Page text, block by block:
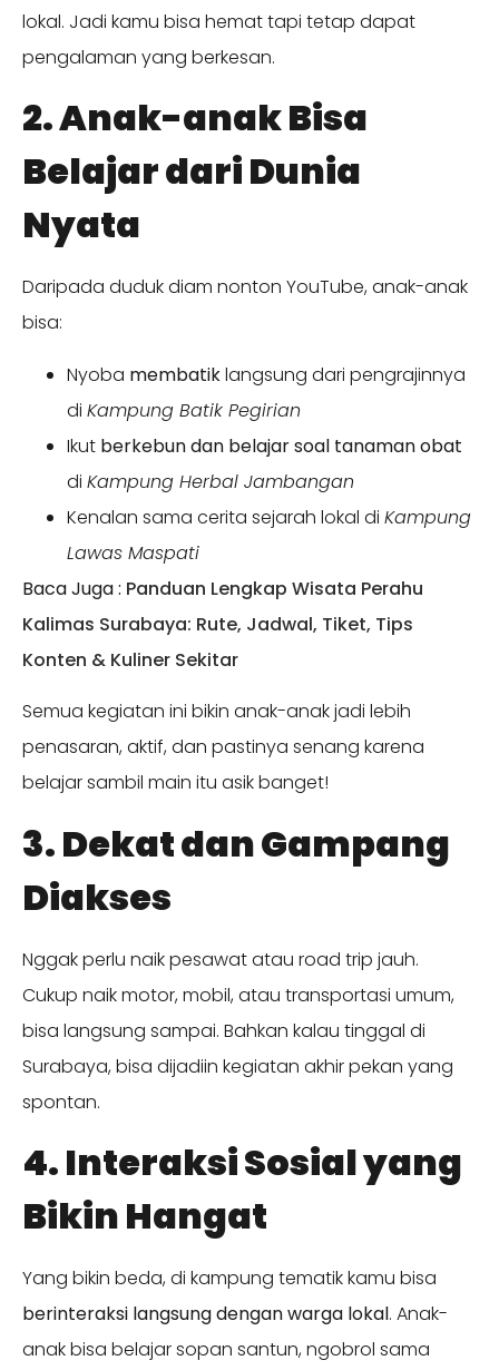
lokal. Jadi kamu bisa hemat tapi tetap dapat
pengalaman yang berkesan.
2. Anak-anak Bisa
Belajar dari Dunia
Nyata
Daripada duduk diam nonton YouTube, anak-anak
bisa:
Nyoba membatiklangsung dari pengrajinnya
di Kampung Batik Pegirian
Ikut berkebun dan belajar soal tanaman obat
di Kampung Herbal Jambangan
Kenalan sama cerita sejarah lokal di Kampung
Lawas Maspati
Baca Juga : Panduan Lengkap Wisata Perahu
Kalimas Surabaya: Rute, Jadwal, Tiket, Tips
Konten & Kuliner Sekitar
Semua kegiatan ini bikin anak-anak jadi lebih
penasaran, aktif, dan pastinya senang karena
belajar sambil main itu asik banget!
3. Dekat dan Gampang
Diakses
Nggak perlu naik pesawat atau road trip jauh.
Cukup naik motor, mobil, atau transportasi umum,
bisa langsung sampai. Bahkan kalau tinggal di
Surabaya, bisa dijadiin kegiatan akhir pekan yang
spontan.
4. Interaksi Sosial yang
Bikin Hangat
Yang bikin beda, di kampung tematik kamu bisa
berinteraksi langsung dengan warga lokal. Anak-
anak bisa belajar sopan santun, ngobrol sama